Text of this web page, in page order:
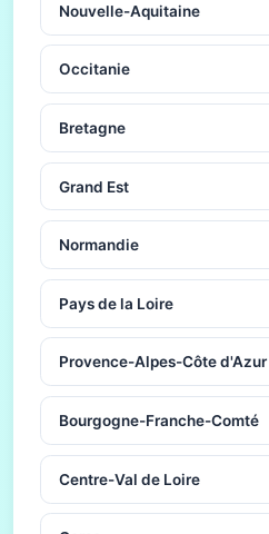
Nouvelle-Aquitaine
Occitanie
Bretagne
Grand Est
Normandie
Pays de la Loire
Provence-Alpes-Côte d'Azur
Bourgogne-Franche-Comté
Centre-Val de Loire